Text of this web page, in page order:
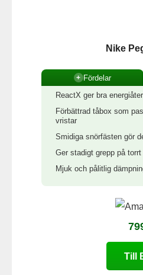
Nike
+ Fördelar
ReactX ger bra
Förbättrad tåbox som
vristar
Smidiga snörfästen gör
Ger stadigt grepp på torrt
Mjuk och pålitlig
Till